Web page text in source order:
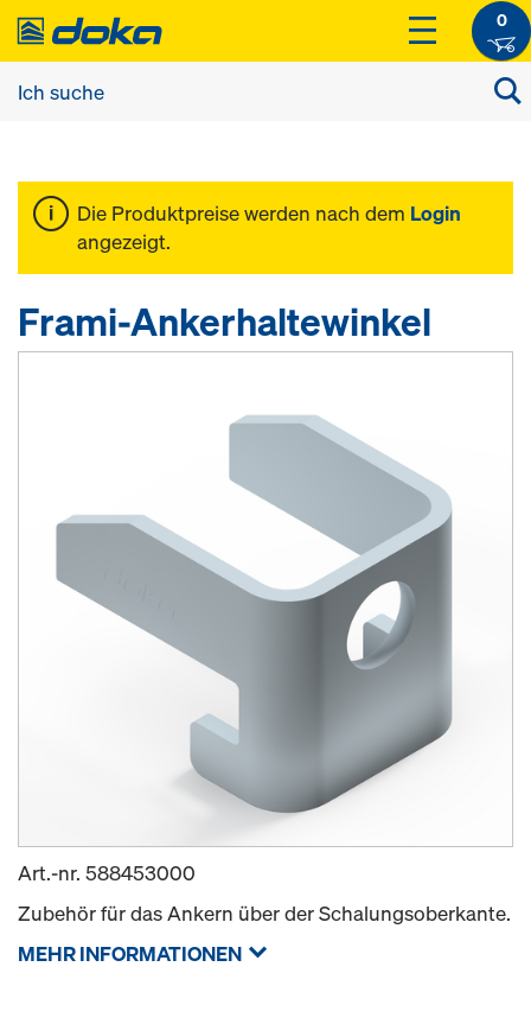
0
Die Produktpreise werden nach dem Login
angezeigt.
Frami-Ankerhaltewinkel
Art.-nr. 588453000
Zubehör für das Ankern über der Schalungsoberkante.
MEHR INFORMATIONEN